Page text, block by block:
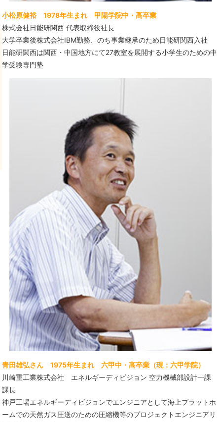
小松原健裕 1978年生まれ 甲陽学院中・高卒業
株式会社日能研関西 代表取締役社長
大学卒業後株式会社IBM勤務、のち事業継承のため日能研関西入社
日能研関西は関西・中国地方にて27教室を展開する小学生のための中
学受験専門塾
青田雄弘さん 1975年生まれ 六甲中・高卒業（現：六甲学院）
川崎重工業株式会社 エネルギーディビジョン 空力機械部設計一課
課長
神戸工場エネルギーディビジョンでエンジニアとして海上プラットホ
ームでの天然ガス圧送のための圧縮機等のプロジェクトエンジニアリ